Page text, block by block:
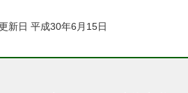
新日 平成30年6月15日